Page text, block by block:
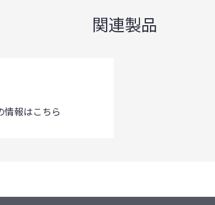
関連製品
報はこちら